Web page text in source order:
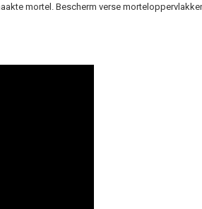
mortel. Bescherm verse